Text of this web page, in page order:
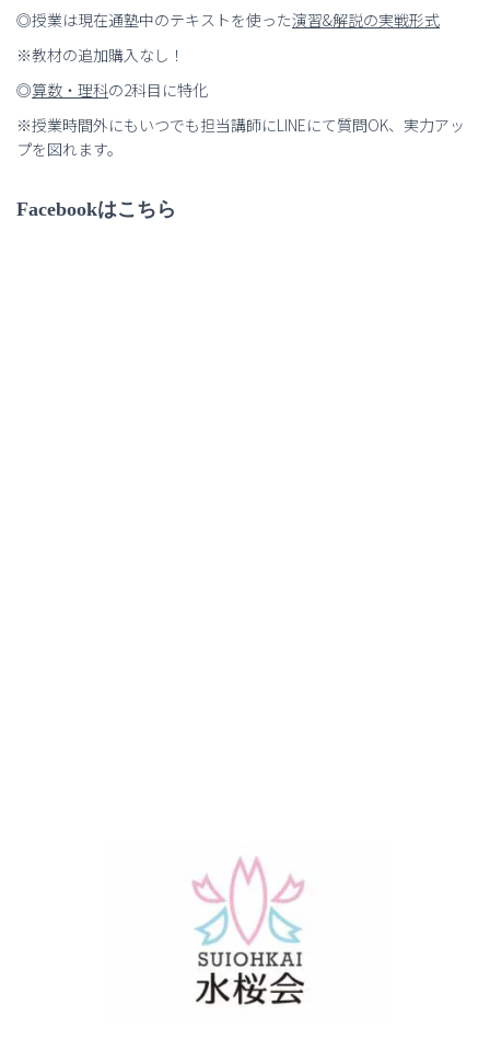
◎授業は現在通塾中のテキストを使った演習&解説の実戦形式
※教材の追加購入なし！
◎算数・理科の2科目に特化
※授業時間外にもいつでも担当講師にLINEにて質問OK、実力アッ
プを図れます。
Facebookはこちら